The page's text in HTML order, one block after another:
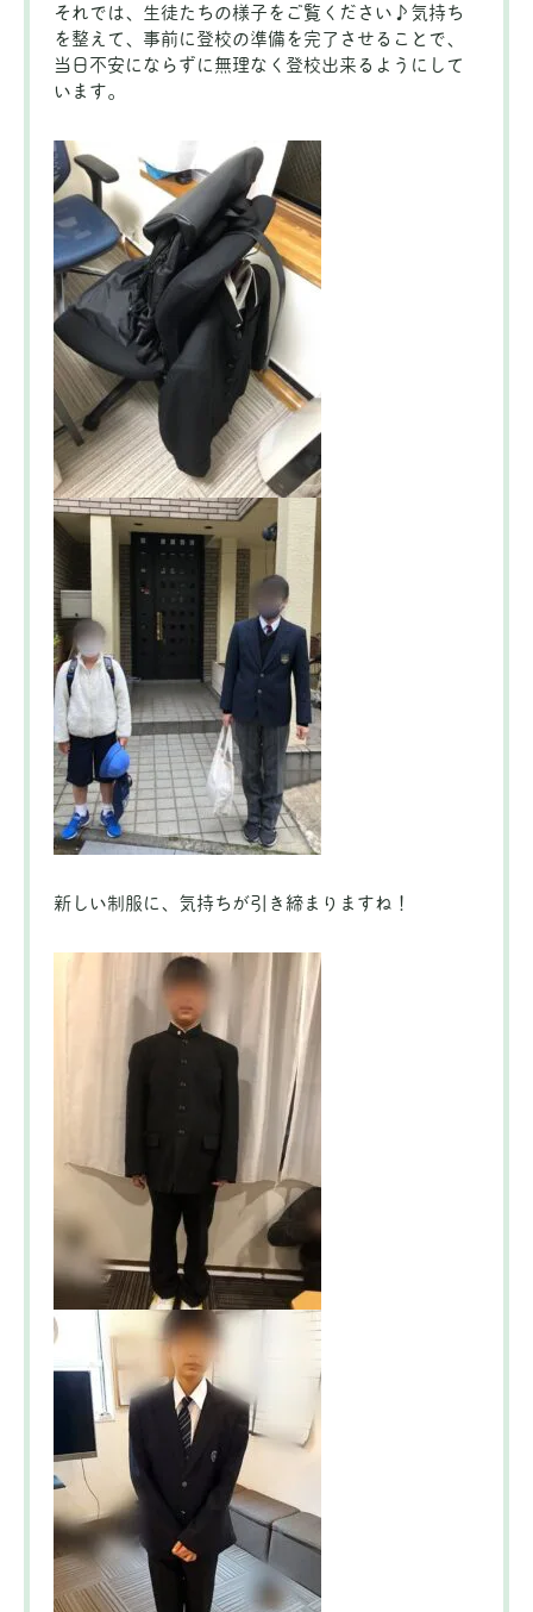
それでは、生徒たちの様子をご覧ください♪気持ち
を整えて、事前に登校の準備を完了させることで、
当日不安にならずに無理なく登校出来るようにして
います。
新しい制服に、気持ちが引き締まりますね！